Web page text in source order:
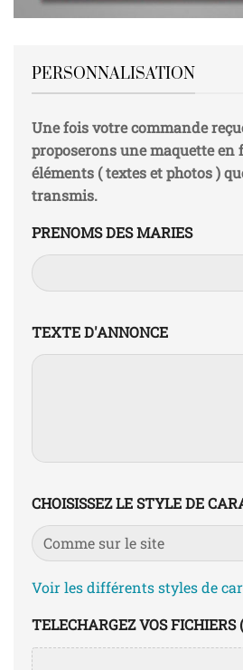
PERSONNALISATION
Une fois votre commande
proposerons une maquette en
éléments ( textes et photos )
transmis.
PRENOMS DES MARIES
TEXTE D'ANNONCE
CHOISISSEZ LE STYLE DE
Voir les différents styles de
TELECHARGEZ VOS